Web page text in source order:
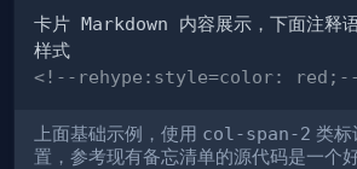
卡片 Markdown 内容展示，下面注释
<!--rehype:style=color:
上面基础示例，使用 col-span-2 类标
置，参考现有备忘清单的源代码是一个